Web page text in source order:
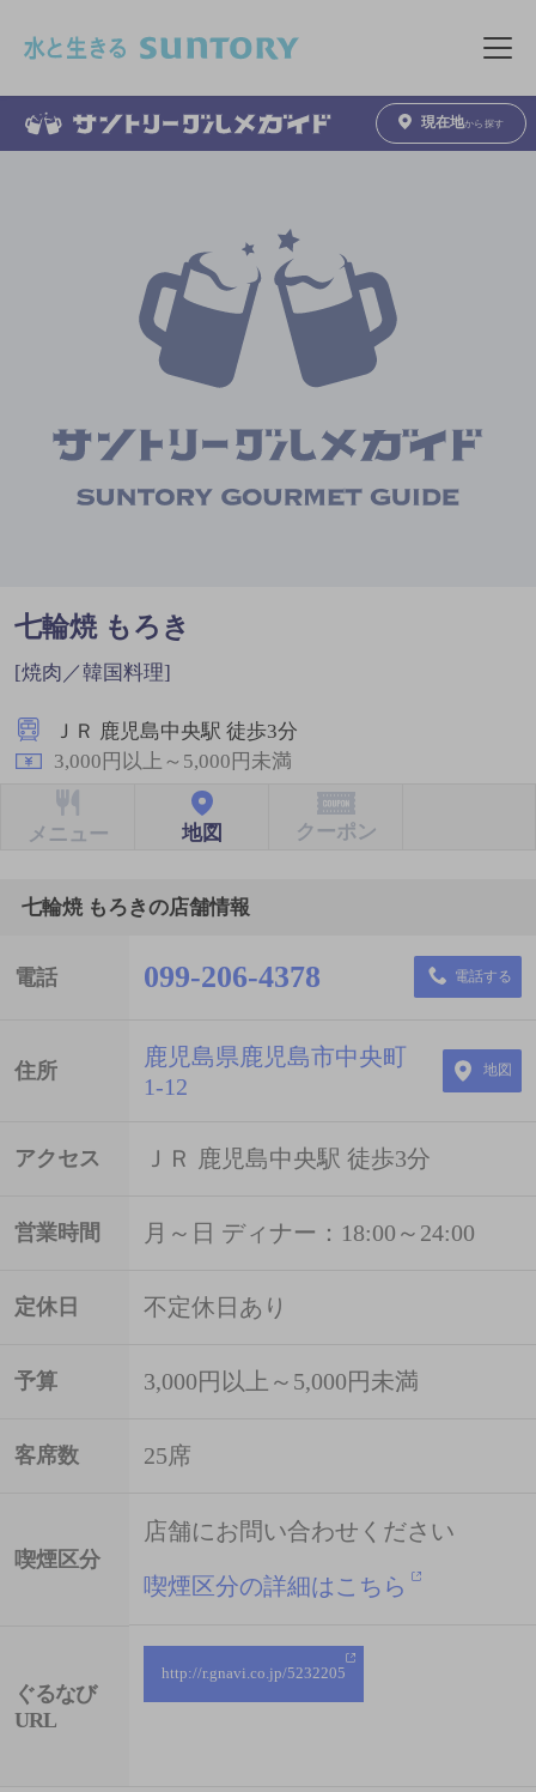
メニュ
現在地から探す
七輪焼 もろき
[焼肉／韓国料理]
ＪＲ 鹿児島中央駅 徒歩3分
3,000円以上～5,000円未満
メニュー 地図 クーポン
七輪焼 もろきの店舗情報
電話 099-206-4378 電話する
住所
鹿児島県鹿児島市中央町
1-12
地図
アクセス ＪＲ 鹿児島中央駅 徒歩3分
営業時間 月～日 ディナー：18:00～24:00
定休日 不定休日あり
予算 3,000円以上～5,000円未満
客席数 25席
喫煙区分
店舗にお問い合わせください
喫煙区分の詳細はこちら
ぐるなび
URL
http://r.gnavi.co.jp/5232205